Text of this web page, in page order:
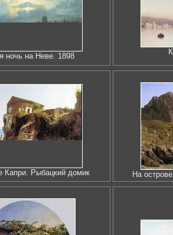
ночь на Неве. 1898
Капри. Рыбацкий домик На